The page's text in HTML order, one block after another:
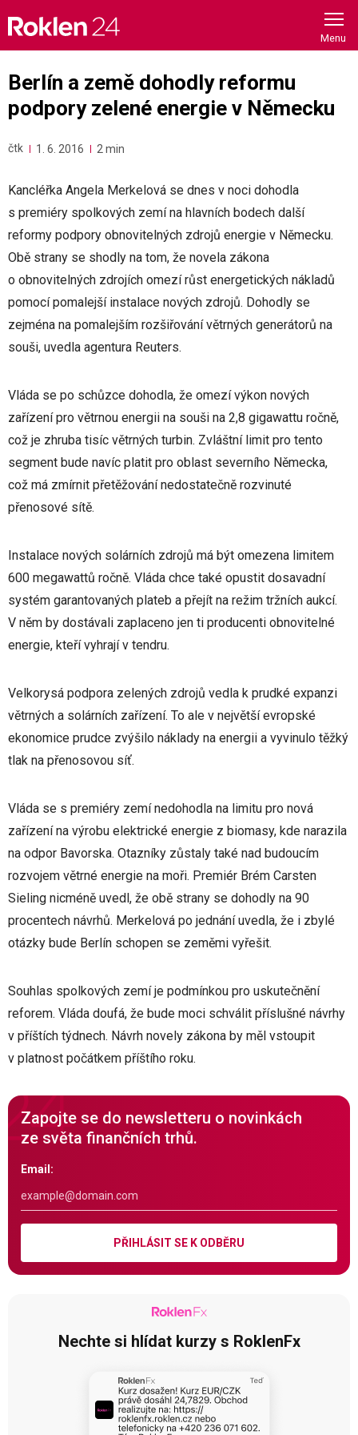
content
Berlín a země dohodly reformu
podpory zelené energie v Německu
čtk 1. 6. 2016 2 min
Kancléřka Angela Merkelová se dnes v noci dohodla
s premiéry spolkových zemí na hlavních bodech další
reformy podpory obnovitelných zdrojů energie v Německu.
Obě strany se shodly na tom, že novela zákona
o obnovitelných zdrojích omezí růst energetických nákladů
pomocí pomalejší instalace nových zdrojů. Dohodly se
zejména na pomalejším rozšiřování větrných generátorů na
souši, uvedla agentura Reuters.
Vláda se po schůzce dohodla, že omezí výkon nových
zařízení pro větrnou energii na souši na 2,8 gigawattu ročně,
což je zhruba tisíc větrných turbin. Zvláštní limit pro tento
segment bude navíc platit pro oblast severního Německa,
což má zmírnit přetěžování nedostatečně rozvinuté
přenosové sítě.
Instalace nových solárních zdrojů má být omezena limitem
600 megawattů ročně. Vláda chce také opustit dosavadní
systém garantovaných plateb a přejít na režim tržních aukcí.
V něm by dostávali zaplaceno jen ti producenti obnovitelné
energie, kteří vyhrají v tendru.
Velkorysá podpora zelených zdrojů vedla k prudké expanzi
větrných a solárních zařízení. To ale v největší evropské
ekonomice prudce zvýšilo náklady na energii a vyvinulo těžký
tlak na přenosovou síť.
Vláda se s premiéry zemí nedohodla na limitu pro nová
zařízení na výrobu elektrické energie z biomasy, kde narazila
na odpor Bavorska. Otazníky zůstaly také nad budoucím
rozvojem větrné energie na moři. Premiér Brém Carsten
Sieling nicméně uvedl, že obě strany se dohodly na 90
procentech návrhů. Merkelová po jednání uvedla, že i zbylé
otázky bude Berlín schopen se zeměmi vyřešit.
Souhlas spolkových zemí je podmínkou pro uskutečnění
reforem. Vláda doufá, že bude moci schválit příslušné návrhy
v příštích týdnech. Návrh novely zákona by měl vstoupit
v platnost počátkem příštího roku.
Zapojte se do newsletteru o novinkách
ze světa finančních trhů.
Email:
PŘIHLÁSIT SE K ODBĚRU
Nechte si hlídat kurzy s RoklenFx